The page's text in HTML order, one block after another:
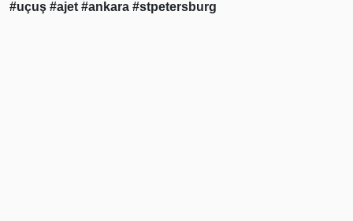
#uçuş #ajet #ankara #stpetersburg